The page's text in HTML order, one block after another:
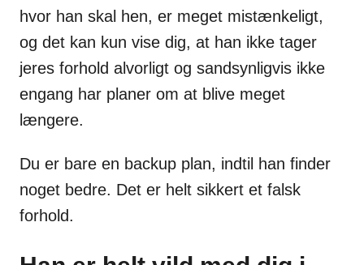
hvor han skal hen, er meget mistænkeligt,
og det kan kun vise dig, at han ikke tager
jeres forhold alvorligt og sandsynligvis ikke
engang har planer om at blive meget
længere.
Du er bare en backup plan, indtil han finder
noget bedre. Det er helt sikkert et falsk
forhold.